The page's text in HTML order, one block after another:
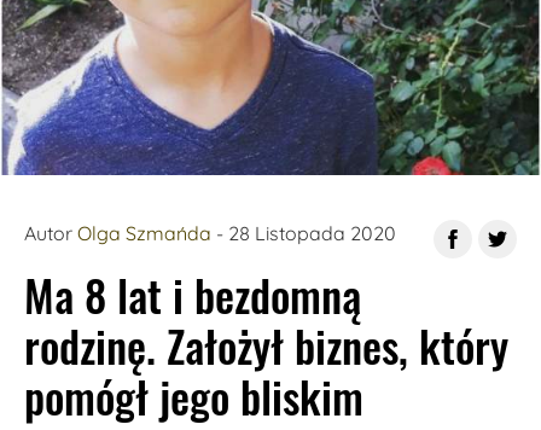
Autor Olga Szmańda - 28 Listopada 2020
Ma 8 lat i bezdomną
rodzinę. Założył biznes, który
pomógł jego bliskim